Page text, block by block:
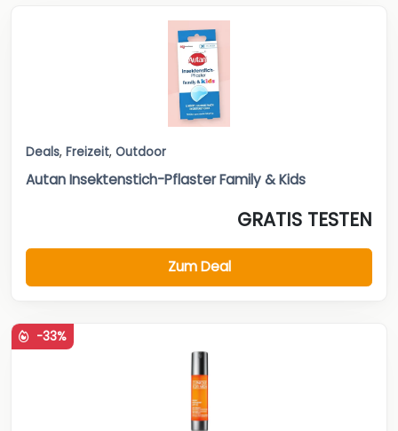
Deals, Freizeit, Outdoor
Autan Insektenstich-Pflaster Family & Kids
GRATIS TESTEN
Zum Deal
-33%